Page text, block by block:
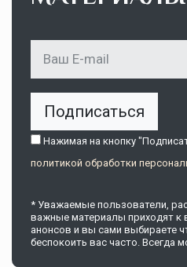
Подписаться
Нажимая на кнопку
политикой обработки
* Уважаемые пользователи,
важные материалы приходят к
анонсов и вы сами выбираете
беспокоить вас часто. Всегда